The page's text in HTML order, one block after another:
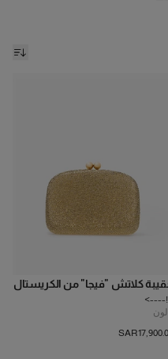
كلاتش "فيجا" من الكريستال
لون